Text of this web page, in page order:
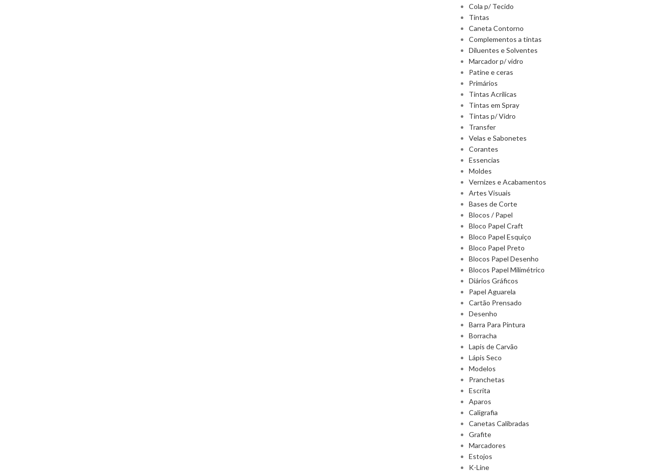
Cola p/ Tecido
Tintas
Caneta Contorno
Complementos a tintas
Diluentes e Solventes
Marcador p/ vidro
Patine e ceras
Primários
Tintas Acrilicas
Tintas em Spray
Tintas p/ Vidro
Transfer
Velas e Sabonetes
Corantes
Essencias
Moldes
Vernizes e Acabamentos
Artes Visuais
Bases de Corte
Blocos / Papel
Bloco Papel Craft
Bloco Papel Esquiço
Bloco Papel Preto
Blocos Papel Desenho
Blocos Papel Milimétrico
Diários Gráficos
Papel Aguarela
Cartão Prensado
Desenho
Barra Para Pintura
Borracha
Lapis de Carvão
Lápis Seco
Modelos
Pranchetas
Escrita
Aparos
Caligrafia
Canetas Calibradas
Grafite
Marcadores
Estojos
K-Line